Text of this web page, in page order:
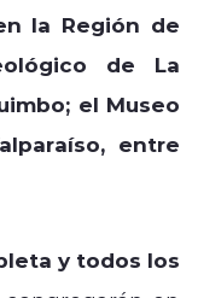
la Región de
de La
el Museo
entre
y todos los